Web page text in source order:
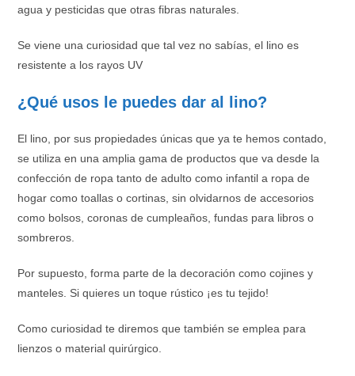
agua y pesticidas que otras fibras naturales.
Se viene una curiosidad que tal vez no sabías, el lino es
resistente a los rayos UV
¿Qué usos le puedes dar al lino?
El lino, por sus propiedades únicas que ya te hemos contado,
se utiliza en una amplia gama de productos que va desde la
confección de ropa tanto de adulto como infantil a ropa de
hogar como toallas o cortinas, sin olvidarnos de accesorios
como bolsos, coronas de cumpleaños, fundas para libros o
sombreros.
Por supuesto, forma parte de la decoración como cojines y
manteles. Si quieres un toque rústico ¡es tu tejido!
Como curiosidad te diremos que también se emplea para
lienzos o material quirúrgico.